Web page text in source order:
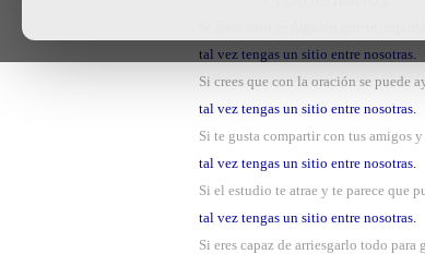
tal vez tengas un sitio entre nosotras.
Si crees que con la oración se puede
tal vez tengas un sitio entre nosotras.
Si te gusta compartir con tus amigos
tal vez tengas un sitio entre nosotras.
Si el estudio te atrae y te parece que
tal vez tengas un sitio entre nosotras.
Si eres capaz de arriesgarlo todo para